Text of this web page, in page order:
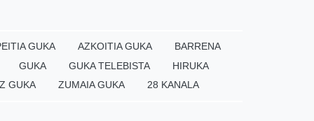
GUKA AZKOITIA GUKA
BARRENA
GUKA GUKA TELEBISTA
HIRUKA
GUKA ZUMAIA GUKA 28 KANALA